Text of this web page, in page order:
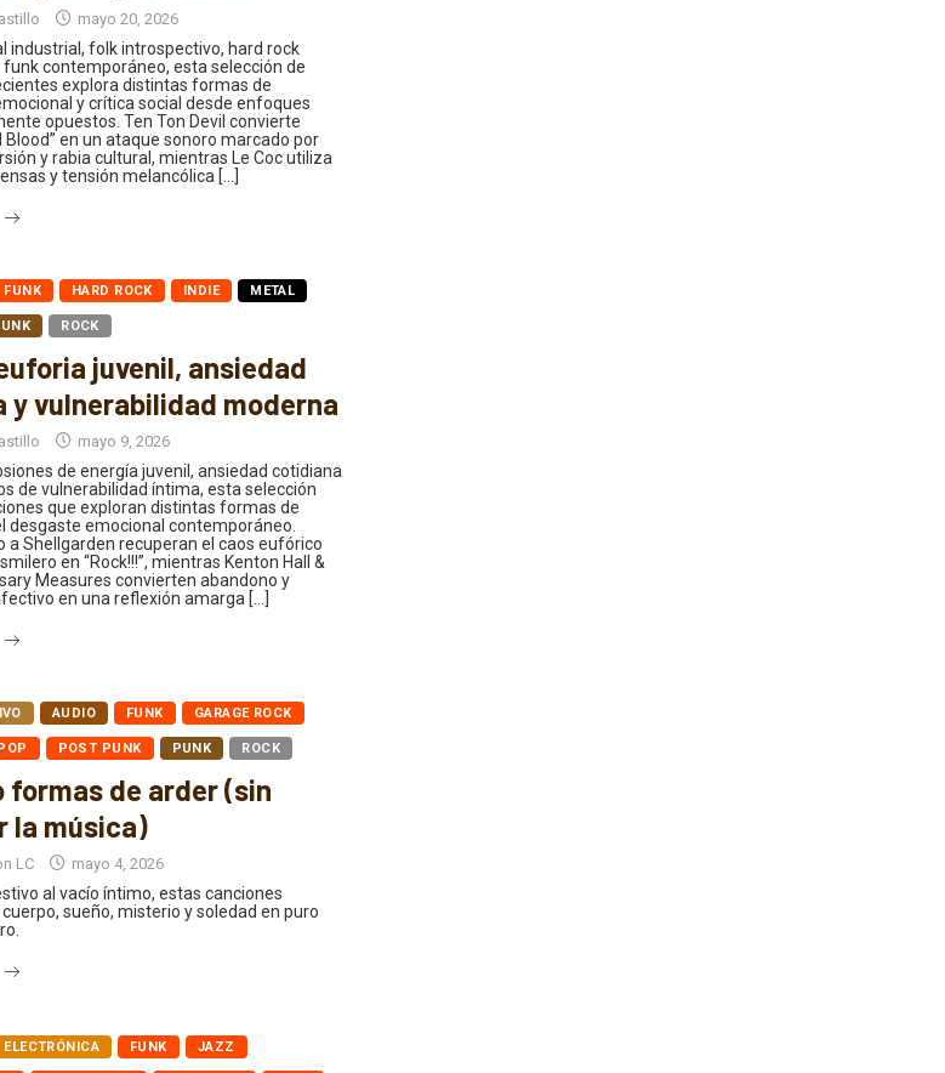
mayo 20, 2026
industrial, folk introspectivo, hard rock
contemporáneo, esta selección de
explora distintas formas de
y crítica social desde enfoques
opuestos. Ten Ton Devil convierte
Blood” en un ataque sonoro marcado por
y rabia cultural, mientras Le Coc utiliza
y tensión melancólica […]
FUNK HARD ROCK INDIE METAL
ROCK
juvenil, ansiedad
y vulnerabilidad moderna
mayo 9, 2026
de energía juvenil, ansiedad cotidiana
de vulnerabilidad íntima, esta selección
que exploran distintas formas de
desgaste emocional contemporáneo.
a Shellgarden recuperan el caos eufórico
en “Rock!!!”, mientras Kenton Hall &
Measures convierten abandono y
en una reflexión amarga […]
AUDIO FUNK GARAGE ROCK
POST PUNK PUNK ROCK
formas de arder (sin
la música)
LC mayo 4, 2026
al vacío íntimo, estas canciones
sueño, misterio y soledad en puro
ELECTRÓNICA FUNK JAZZ